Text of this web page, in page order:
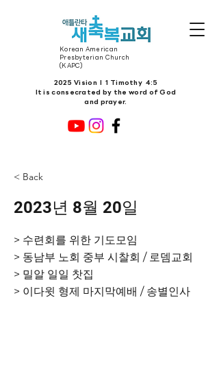
Korean American
Presbyterian Church
(KAPC)
2025 Vision l 1 Timothy 4:5
It is consecrated by the word of God
and prayer.
< Back
2023년 8월 20일
> 수련회를 위한 기도모임
> 동남부 노회 중부 시찰회 / 로뎀교회
> 밀알 일일 찻집
> 이다윗 형제 마지막예배 / 송별인사